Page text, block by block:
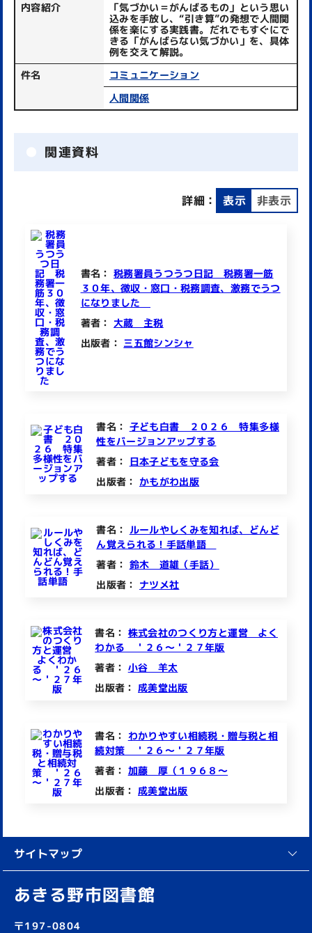
内容紹介
「気づかい＝がんばるもの」という思い
込みを手放し、“引き算”の発想で人間関
係を楽にする実践書。だれでもすぐにで
きる「がんばらない気づかい」を、具体
例を交えて解説。
件名
コミュニケーション
人間関係
関連資料
詳細： 表示 非表示
書名： 税務署員うつうつ日記 税務署一筋
３０年、徴収・窓口・税務調査、激務でうつ
になりました
著者： 大蔵 主税
出版者： 三五館シンシャ
書名： 子ども白書 ２０２６ 特集多様
性をバージョンアップする
著者： 日本子どもを守る会
出版者： かもがわ出版
書名： ルールやしくみを知れば、どんど
ん覚えられる！手話単語
著者： 鈴木 道雄（手話）
出版者： ナツメ社
書名： 株式会社のつくり方と運営 よく
わかる ＇２６～＇２７年版
著者： 小谷 羊太
出版者：成美堂出版
書名： わかりやすい相続税・贈与税と相
続対策 ＇２６～＇２７年版
著者： 加藤 厚（１９６８～
出版者：成美堂出版
サイトマップ
あきる野市図書館
〒197-0804